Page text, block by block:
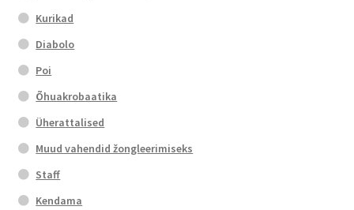
Kurikad
Diabolo
Poi
Õhuakrobaatika
Üherattalised
Muud vahendid žongleerimiseks
Staff
Kendama